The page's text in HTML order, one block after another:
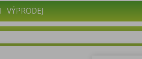
VÝPRODEJ